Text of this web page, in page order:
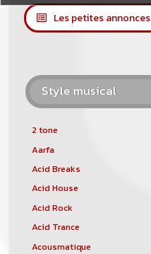
Les petites annonces
Style musical
2 tone
Aarfa
Acid Breaks
Acid House
Acid Rock
Acid Trance
Acousmatique